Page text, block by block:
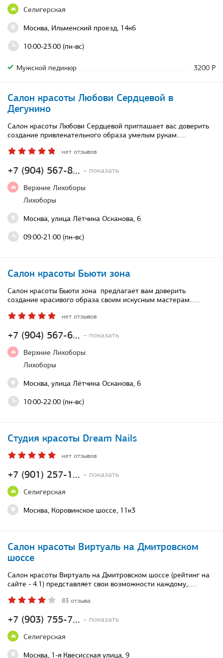
Селигерская
Москва, Ильменский проезд, 14к6
10:00-23:00 (пн-вс)
Мужской педикюр 3200 Р
Салон красоты Любови Сердцевой в
Дегунино
+7 (904) 567-8... – показать
Верхние Лихоборы
Лихоборы
Москва, улица Лётчика Осканова, 6
09:00-21:00 (пн-вс)
Салон красоты Любови Сердцевой приглашает вас доверить
создание привлекательного образа умелым рукам…...
нет отзывов
Салон красоты Бьюти зона ​
+7 (904) 567-6... – показать
Верхние Лихоборы
Лихоборы
Москва, улица Лётчика Осканова, 6
10:00-22:00 (пн-вс)
Салон красоты Бьюти зона ​ предлагает вам доверить
создание красивого образа своим искусным мастерам.…...
нет отзывов
Студия красоты Dream Nails
+7 (901) 257-1... – показать
Селигерская
Москва, Коровинское шоссе, 11к3
нет отзывов
Салон красоты Виртуаль на Дмитровском
шоссе
+7 (903) 755-7... – показать
Селигерская
Москва, 1-я Квесисская улица, 9
Салон красоты Виртуаль на Дмитровском шоссе (рейтинг на
сайте - 4.1) представляет свои возможности каждому,…...
83 отзыва